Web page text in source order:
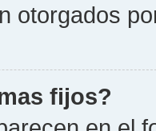
otorgados
fijos?